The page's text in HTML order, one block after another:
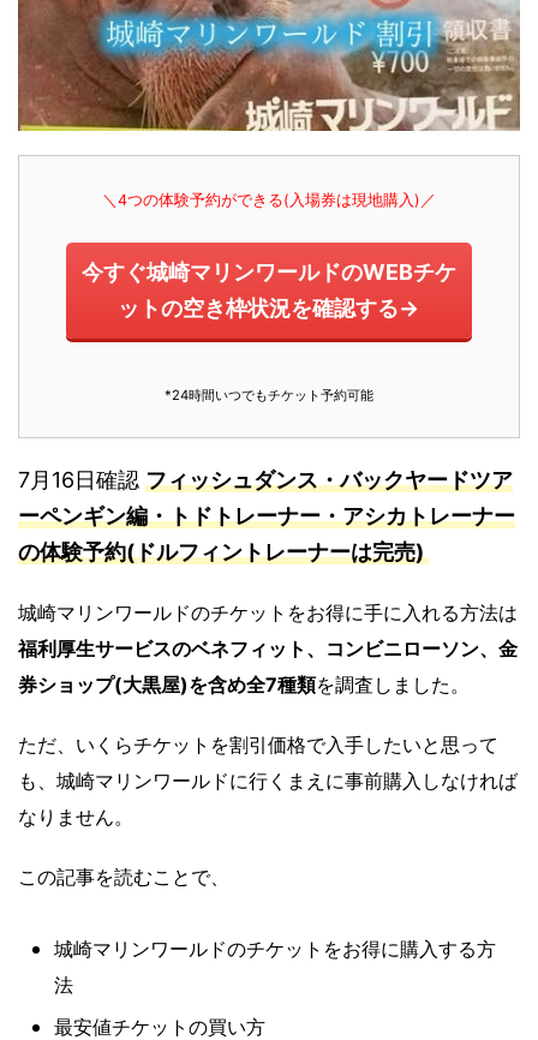
＼4つの体験予約ができる(入場券は現地購入)／
今すぐ城崎マリンワールドのWEBチケ
ットの空き枠状況を確認する→
*24時間いつでもチケット予約可能
7月16日確認 フィッシュダンス・バックヤードツア
ーペンギン編・トドトレーナー・アシカトレーナー
の体験予約(ドルフィントレーナーは完売)
城崎マリンワールドのチケットをお得に手に入れる方法は
福利厚生サービスのベネフィット、コンビニローソン、金
券ショップ(大黒屋)を含め全7種類を調査しました。
ただ、いくらチケットを割引価格で入手したいと思って
も、城崎マリンワールドに行くまえに事前購入 しなければ
なりません。
この記事を読むことで、
城崎マリンワールドのチケットをお得に購入する方
法
最安値チケットの買い方